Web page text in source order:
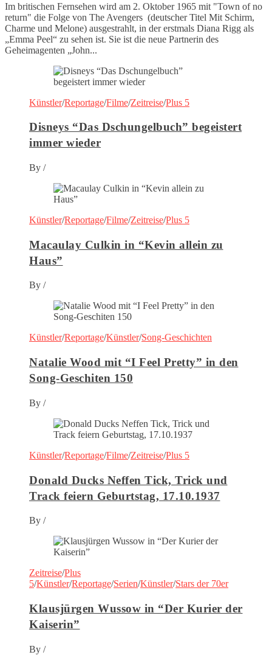
Im britischen Fernsehen wird am 2. Oktober 1965 mit "Town of no
return" die Folge von The Avengers (deutscher Titel Mit Schirm,
Charme und Melone) ausgestrahlt, in der erstmals Diana Rigg als
„Emma Peel“ zu sehen ist. Sie ist die neue Partnerin des
Geheimagenten „John...
Künstler/Reportage/Filme/Zeitreise/Plus 5
Disneys “Das Dschungelbuch” begeistert
immer wieder
By /
Künstler/Reportage/Filme/Zeitreise/Plus 5
Macaulay Culkin in “Kevin allein zu
Haus”
By /
Künstler/Reportage/Künstler/Song-Geschichten
Natalie Wood mit “I Feel Pretty” in den
Song-Geschiten 150
By /
Künstler/Reportage/Filme/Zeitreise/Plus 5
Donald Ducks Neffen Tick, Trick und
Track feiern Geburtstag, 17.10.1937
By /
Zeitreise/Plus
5/Künstler/Reportage/Serien/Künstler/Stars der 70er
Klausjürgen Wussow in “Der Kurier der
Kaiserin”
By /